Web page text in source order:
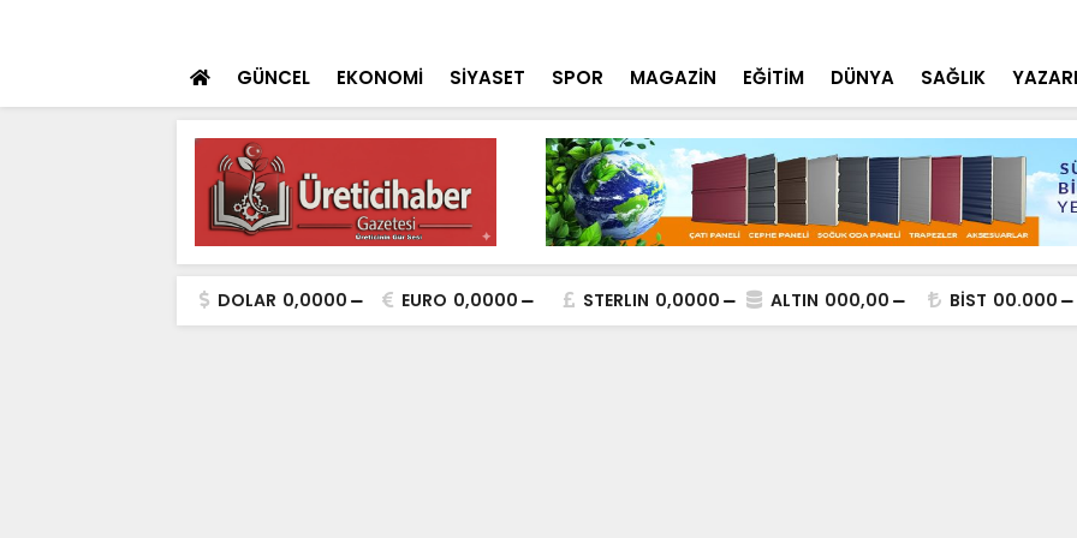
GÜNCEL EKONOMİ SİYASET SPOR MAGAZİN EĞİTİM DÜNYA SAĞLIK
DOLAR 0,0000 EURO 0,0000 STERLIN 0,0000 ALTIN 000,00 BİST 00.000